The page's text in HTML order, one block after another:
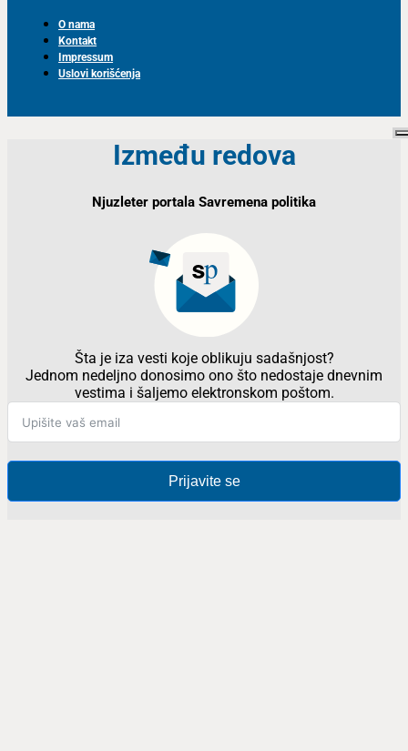
O nama
Kontakt
Impressum
Uslovi korišćenja
Između redova
Njuzleter portala Savremena politika
Šta je iza vesti koje oblikuju sadašnjost?
Jednom nedeljno donosimo ono što nedostaje dnevnim
vestima i šaljemo elektronskom poštom.
Prijavite se